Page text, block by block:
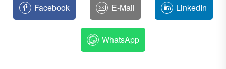
Facebook E-Mail LinkedIn
WhatsApp